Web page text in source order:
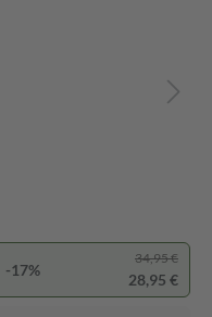
-17%
34,95 €
28,95 €